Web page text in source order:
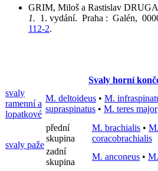
GRIM, Miloš a Rastislav
1. 1. vydání. Praha : Galén,
112-2.
Svaly horní
svaly
ramenní a
lopatkové
M. deltoideus • M.
supraspinatus • M. teres major
svaly paže
přední
skupina
M. brachialis •
coracobrachialis
zadní
skupina
M. anconeus •